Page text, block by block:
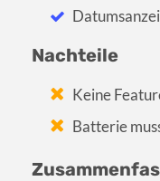
Nachteile
Keine
Batterie